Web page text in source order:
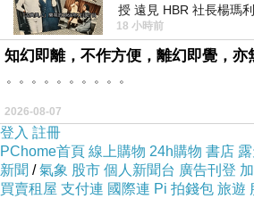
原來莫遠是皇帝流落在外的兒子
皇帝駕崩後被找回去即位
薛盈夕陪著他過了一段流離顛
甚至連爹娘都因此而被殺
莫遠登基後立盈夕做皇后
然而為了制衡權臣
莫遠不得不又娶了權臣之女為
授 遠見 HBR 社長楊瑪
老闆、遠見．天下文化
18 小時前
知幻即離，不作方便，離幻即覺，亦
。。。。。。。。。。
2026-08-07
登入 註冊
PChome首頁 線上購物 24h購物 書店
新聞 /氣象 股市 個人新聞台 廣告刊登
買賣租屋 支付連 國際連 Pi 拍錢包 旅遊